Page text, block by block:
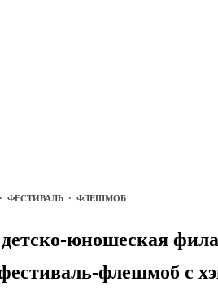
· ФЕСТИВАЛЬ · ФЛЕШМОБ
юношеская
флешмоб с